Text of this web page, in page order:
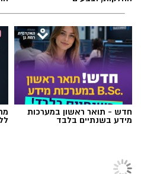
חדש - תואר ראשון במערכות
מידע בשנתיים בלבד
חדשות ארציות